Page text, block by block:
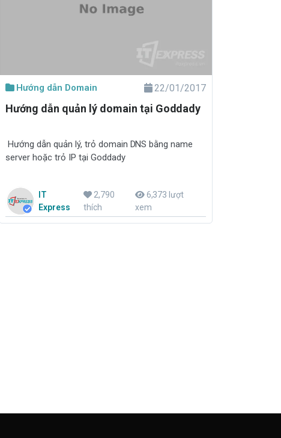
Hướng dẫn Domain 22/01/2017
Hướng dẫn quản lý domain tại Goddady
Hướng dẫn quản lý, trỏ domain DNS bằng name
server hoặc trỏ IP tại Goddady
IT
Express
2,790
thích
6,373 lượt
xem